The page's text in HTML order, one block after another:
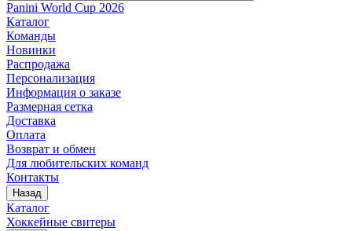
Panini World Cup 2026
Каталог
Команды
Новинки
Распродажа
Персонализация
Информация о заказе
Размерная сетка
Доставка
Оплата
Возврат и обмен
Для любительских команд
Контакты
Назад
Каталог
Хоккейные свитеры